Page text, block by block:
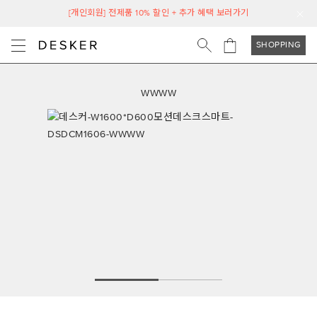
[개인회원] 전제품 10% 할인 + 추가 혜택 보러가기
SHOPPING
WWWW